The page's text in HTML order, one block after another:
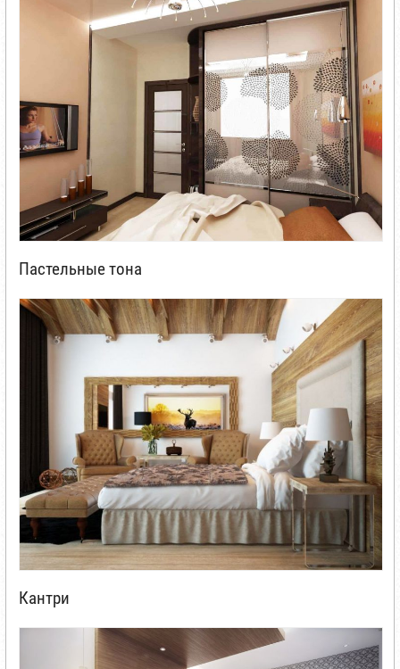
Пастельные тона
Кантри